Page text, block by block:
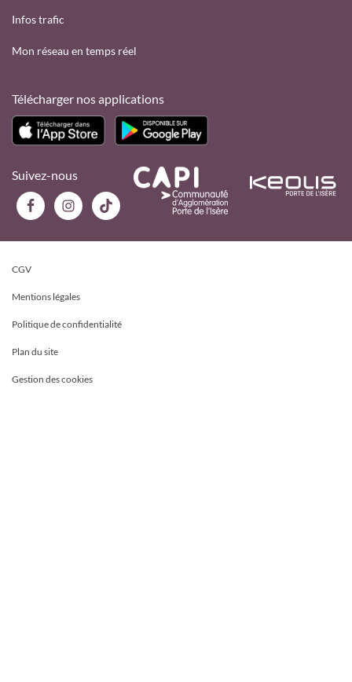
Infos trafic
Mon réseau en temps réel
Télécharger nos applications
Suivez-nous
CGV
Mentions légales
Politique de confidentialité
Plan du site
Gestion des cookies